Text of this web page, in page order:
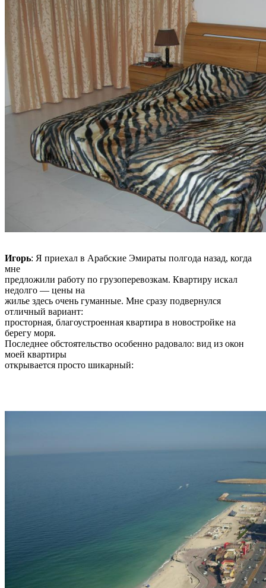
Игорь: Я приехал в Арабские Эмираты полгода назад, когда
мне
предложили работу по грузоперевозкам. Квартиру искал
недолго — цены на
жилье здесь очень гуманные. Мне сразу подвернулся
отличный вариант:
просторная, благоустроенная квартира в новостройке на
берегу моря.
Последнее обстоятельство особенно радовало: вид из окон
моей квартиры
открывается просто шикарный: